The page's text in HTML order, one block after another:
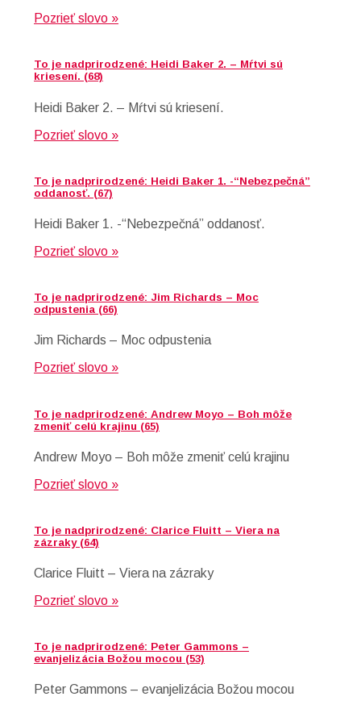
Pozrieť slovo »
To je nadprirodzené: Heidi Baker 2. – Mŕtvi sú
kriesení. (68)
Heidi Baker 2. – Mŕtvi sú kriesení.
Pozrieť slovo »
To je nadprirodzené: Heidi Baker 1. -“Nebezpečná”
oddanosť. (67)
Heidi Baker 1. -“Nebezpečná” oddanosť.
Pozrieť slovo »
To je nadprirodzené: Jim Richards – Moc
odpustenia (66)
Jim Richards – Moc odpustenia
Pozrieť slovo »
To je nadprirodzené: Andrew Moyo – Boh môže
zmeniť celú krajinu (65)
Andrew Moyo – Boh môže zmeniť celú krajinu
Pozrieť slovo »
To je nadprirodzené: Clarice Fluitt – Viera na
zázraky (64)
Clarice Fluitt – Viera na zázraky
Pozrieť slovo »
To je nadprirodzené: Peter Gammons –
evanjelizácia Božou mocou (53)
Peter Gammons – evanjelizácia Božou mocou